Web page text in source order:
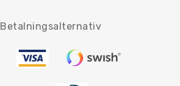
Betalningsalternativ